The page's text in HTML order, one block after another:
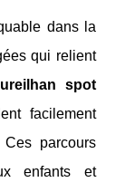
dans la
qui relient
spot
facilement
parcours
enfants et